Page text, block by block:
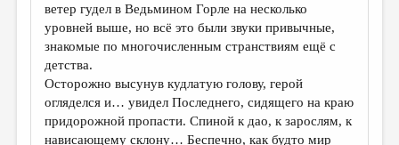
ветер гудел в Ведьмином Горле на несколько
уровней выше, но всё это были звуки привычные,
знакомые по многочисленным странствиям ещё с
детства.
Осторожно высунув кудлатую голову, герой
огляделся и… увидел Последнего, сидящего на краю
придорожной пропасти. Спиной к дао, к зарослям, к
нависающему склону… Беспечно, как будто мир